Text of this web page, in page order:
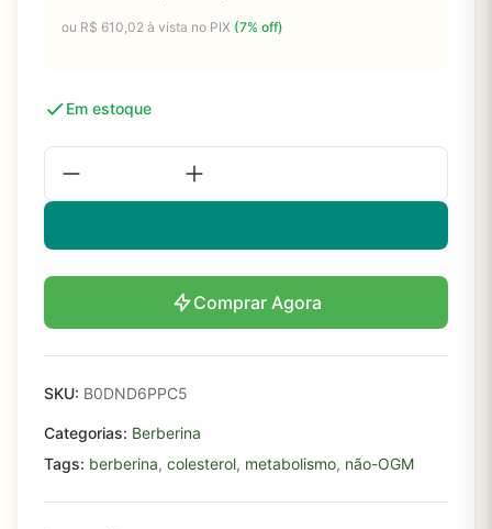
ou R$ 610,02 à vista no PIX (7% off)
Em estoque
Comprar Agora
SKU: B0DND6PPC5
Categorias: Berberina
Tags: berberina, colesterol, metabolismo, não-OGM